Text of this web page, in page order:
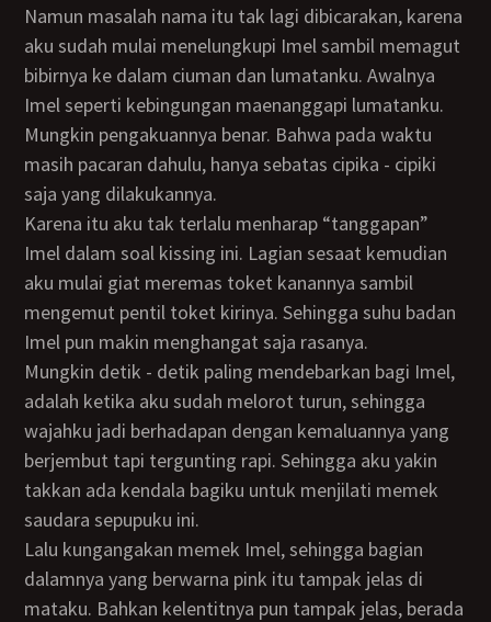
Namun masalah nama itu tak lagi dibicarakan, karena
aku sudah mulai menelungkupi Imel sambil memagut
bibirnya ke dalam ciuman dan lumatanku. Awalnya
Imel seperti kebingungan maenanggapi lumatanku.
Mungkin pengakuannya benar. Bahwa pada waktu
masih pacaran dahulu, hanya sebatas cipika - cipiki
saja yang dilakukannya.
Karena itu aku tak terlalu menharap “tanggapan”
Imel dalam soal kissing ini. Lagian sesaat kemudian
aku mulai giat meremas toket kanannya sambil
mengemut pentil toket kirinya. Sehingga suhu badan
Imel pun makin menghangat saja rasanya.
Mungkin detik - detik paling mendebarkan bagi Imel,
adalah ketika aku sudah melorot turun, sehingga
wajahku jadi berhadapan dengan kemaluannya yang
berjembut tapi tergunting rapi. Sehingga aku yakin
takkan ada kendala bagiku untuk menjilati memek
saudara sepupuku ini.
Lalu kungangakan memek Imel, sehingga bagian
dalamnya yang berwarna pink itu tampak jelas di
mataku. Bahkan kelentitnya pun tampak jelas, berada